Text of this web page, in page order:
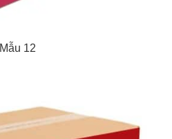
Mẫu 12